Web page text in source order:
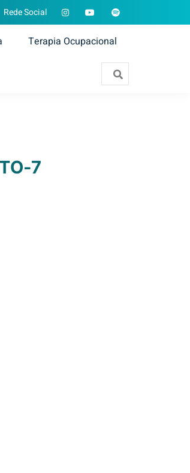
Rede Social
Terapia Ocupacional
7